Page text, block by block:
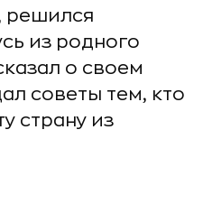
решился
из родного
о своем
советы тем, кто
страну из